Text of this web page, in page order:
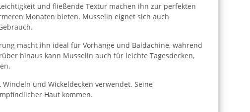
und fließende Textur machen ihn zur perfekten
Monaten bieten. Musselin eignet sich auch
macht ihn ideal für Vorhänge und Baldachine, während
hinaus kann Musselin auch für leichte Tagesdecken,
und Wickeldecken verwendet. Seine
Haut kommen.